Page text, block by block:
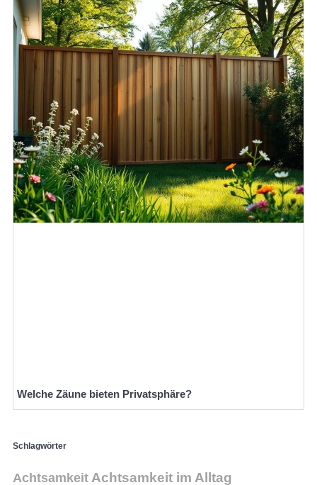
Welche Zäune bieten Privatsphäre?
Schlagwörter
Achtsamkeit Achtsamkeit im Alltag